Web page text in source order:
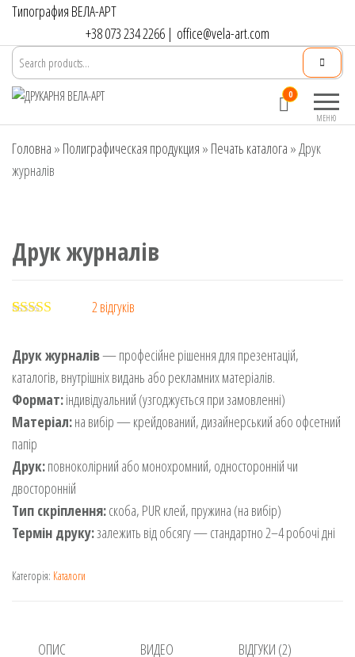
Перейти
контенту
Типография ВЕЛА-АРТ
+38 073 234 2266 | office@vela-art.com
ВЕЛА-АРТ
широкоформатний
друк. Замовлення
МЕНЮ
0
Головна » Полиграфическая продукция » Печать каталога »Друк
журналів
Друк журналів
основі
опитування
покупців
2відгуків
Друк журналів— професійне рішення для презентацій,
каталогів, внутрішніх видань або рекламних матеріалів.
Формат:індивідуальний (узгоджується при замовленні)
Матеріал:на вибір — крейдований, дизайнерський або офсетний
папір
Друк:повноколірний або монохромний, односторонній чи
двосторонній
Тип скріплення:скоба, PUR клей, пружина (на вибір)
Термін друку:залежить від обсягу — стандартно 2–4 робочі дні
Категорія: Каталоги
ОПИС ВИДЕО
ВІДГУКИ (2)